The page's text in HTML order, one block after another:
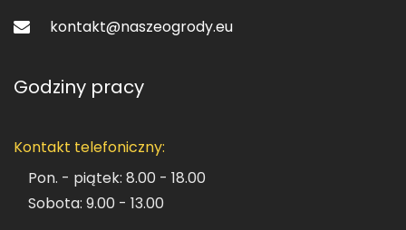
kontakt@naszeogrody.eu
Godziny pracy
Kontakt telefoniczny:
Pon. - piątek: 8.00 - 18.00
Sobota: 9.00 - 13.00